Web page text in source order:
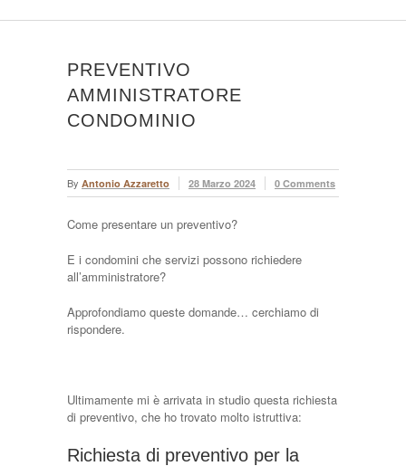
PREVENTIVO
AMMINISTRATORE
CONDOMINIO
By Antonio Azzaretto 28 Marzo 2024 0 Comments
Come presentare un preventivo?
E i condomini che servizi possono richiedere
all’amministratore?
Approfondiamo queste domande… cerchiamo di
rispondere.
Ultimamente mi è arrivata in studio questa richiesta
di preventivo, che ho trovato molto istruttiva:
Richiesta di preventivo per la